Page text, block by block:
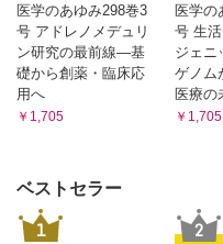
医学のあゆみ298巻3
号 アドレノメデュリ
ン研究の最前線―基
礎から創薬・臨床応
用へ
￥1,705
医学の
号 生
ジェ
ゲノム
医療の
￥1,705
ベストセラー
1 2